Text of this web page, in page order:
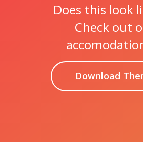
Does this look
Check out
Download